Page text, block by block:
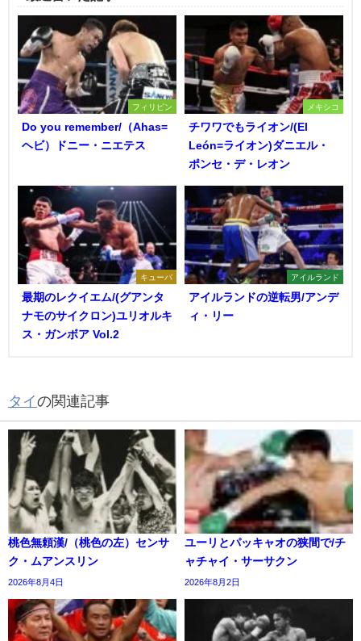
フィリピン
Do you remember/（Ahas=
ヘビ）ドニー・ニエテス
メキシコ
チワワでもライオン/(El
León=ライオン)ダニエル・
ポンセ・デ・レオン
キューバ
最期のレクイエム/(グアンタ
ナモのサイクロン)ユリオルキ
ス・ガンボア Vol.2
アイルランド
アイルランドの逆転男/アンデ
ィ・リー
タイの関連記事
桃色無頼漢/（桃色の左）センサ
ク・ムアンスリン
2026年8月4日
ユーリとパッキャオの狭間で/チ
ャチャイ・サーサクン
2026年8月2日